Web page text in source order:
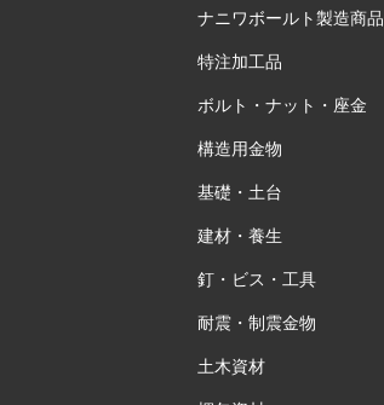
ナニワボールト製造商品
特注加工品
ボルト・ナット・座金
構造用金物
基礎・土台
建材・養生
釘・ビス・工具
耐震・制震金物
土木資材